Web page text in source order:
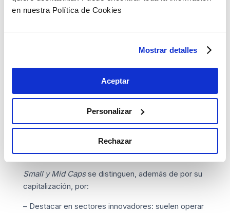
en nuestra Política de Cookies
Mostrar detalles
Aceptar
Personalizar
Rechazar
gran potencial de crecimiento.
capitalización de mercado entre 2.000 y 10.000
millones de dólares. Representan una buena
Large Capsse diferencian de las
anteriores por tener una capitalización de mercado
dólares. Son las grandes corporaciones que ya
tienen una presencia consolidada en el mercado,
como las grandes tecnológicas o de cualquier otro
sector.
Small y Mid Capsse distinguen, además de por su
capitalización, por:
– Destacar en sectores innovadores: suelen operar